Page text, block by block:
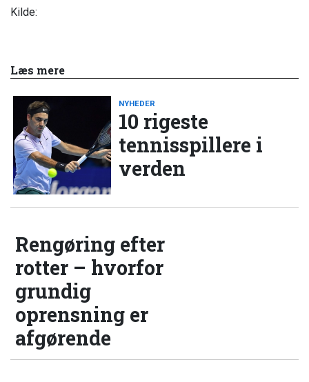
Kilde:
Læs mere
NYHEDER
10 rigeste
tennisspillere i
verden
Rengøring efter
rotter – hvorfor
grundig
oprensning er
afgørende